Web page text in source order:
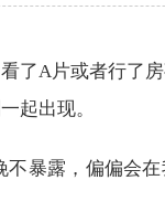
了A片或者行了
起出现。
暴露，偏偏会